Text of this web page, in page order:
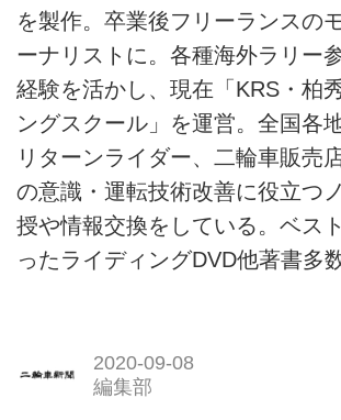
を製作。卒業後フリーランスの
ーナリストに。各種海外ラリー
経験を活かし、現在「KRS・柏
ングスクール」を運営。全国各
リターンライダー、二輪車販売
の意識・運転技術改善に役立つ
授や情報交換をしている。ベス
ったライディングDVD他著書多数
2020-09-08
編集部